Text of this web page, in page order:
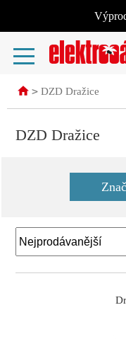
> DZD Dražice
DZD Dražice